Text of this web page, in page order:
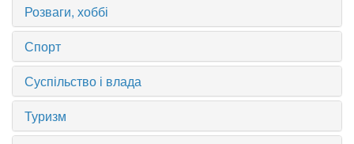
Розваги, хоббі
Спорт
Суспільство і влада
Туризм